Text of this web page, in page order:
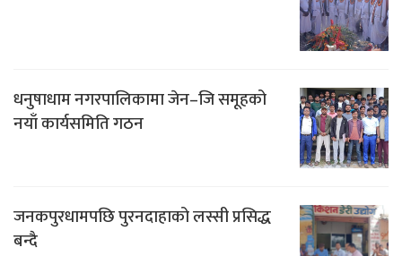
धनुषाधाम नगरपालिकामा जेन–जि समूहको
नयाँ कार्यसमिति गठन
जनकपुरधामपछि पुरनदाहाको लस्सी प्रसिद्ध
बन्दै